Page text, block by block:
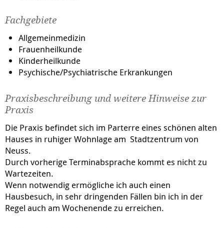
Fachgebiete
Allgemeinmedizin
Frauenheilkunde
Kinderheilkunde
Psychische/Psychiatrische Erkrankungen
Praxisbeschreibung und weitere Hinweise zur
Praxis
Die Praxis befindet sich im Parterre eines schönen alten
Hauses in ruhiger Wohnlage am Stadtzentrum von
Neuss.
Durch vorherige Terminabsprache kommt es nicht zu
Wartezeiten.
Wenn notwendig ermögliche ich auch einen
Hausbesuch, in sehr dringenden Fällen bin ich in der
Regel auch am Wochenende zu erreichen.